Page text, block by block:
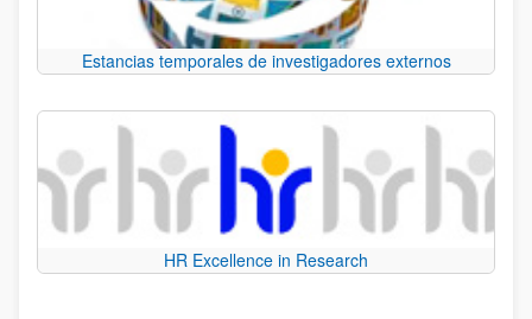
Estancias temporales de investigadores externos
HR Excellence in Research